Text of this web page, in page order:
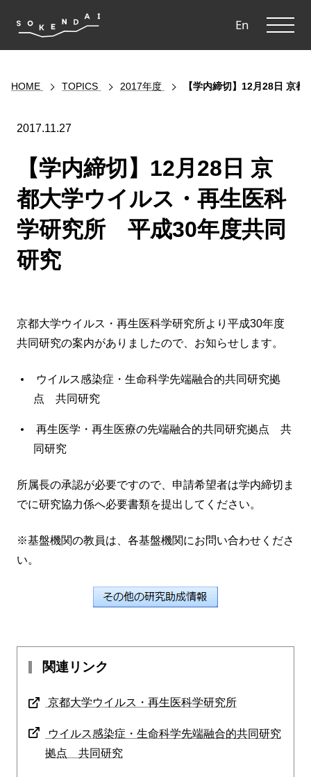
En
HOME TOPICS 2017年度 【学内締切】12月28日 京
2017.11.27
【学内締切】12月28日 京
都大学ウイルス・再生医科
学研究所 平成30年度共同
研究
京都大学ウイルス・再生医科学研究所より平成30年度
共同研究の案内がありましたので、お知らせします。
ウイルス感染症・生命科学先端融合的共同研究拠
点 共同研究
再生医学・再生医療の先端融合的共同研究拠点 共
同研究
所属長の承認が必要ですので、申請希望者は学内締切ま
でに研究協力係へ必要書類を提出してください。
※基盤機関の教員は、各基盤機関にお問い合わせくださ
い。
関連リンク
京都大学ウイルス・再生医科学研究所
ウイルス感染症・生命科学先端融合的共同研究
拠点 共同研究